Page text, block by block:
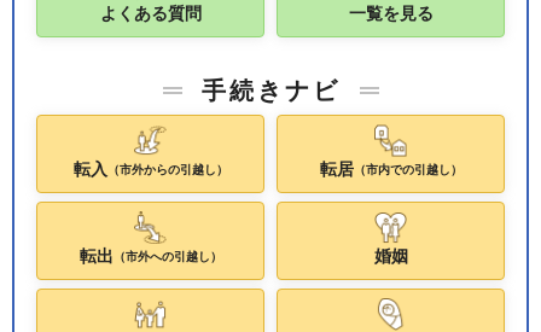
よくある質問 一覧を見る
手続きナビ
転入 （市外からの引越し） 転居（市内での引越し）
転出 （市外への引越し） 婚姻